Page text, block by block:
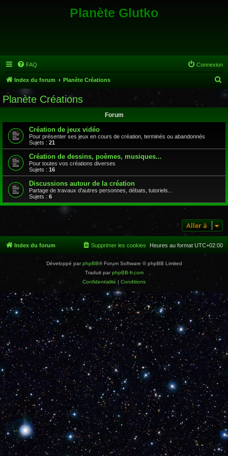
Planète Glutko
FAQ Connexion
Index du forum Planète Créations
e
Planète Créations
Forum
Création de jeux vidéo
Pour présenter ses jeux en cours de création, terminés ou abandonnés
Sujets : 21
Création de dessins, poèmes, musiques...
Pour toutes vos créations diverses
Sujets : 16
Discussions autour de la création
Partage de travaux d'autres personnes, débats, tutoriels...
Sujets : 6
Aller à
Index du forum Heures au format UTC+02:00
Supprimer les cookies
Développé parphpBB® Forum Software © phpBB Limited
Traduit parphpBB-fr.com
Confidentialité | Conditions